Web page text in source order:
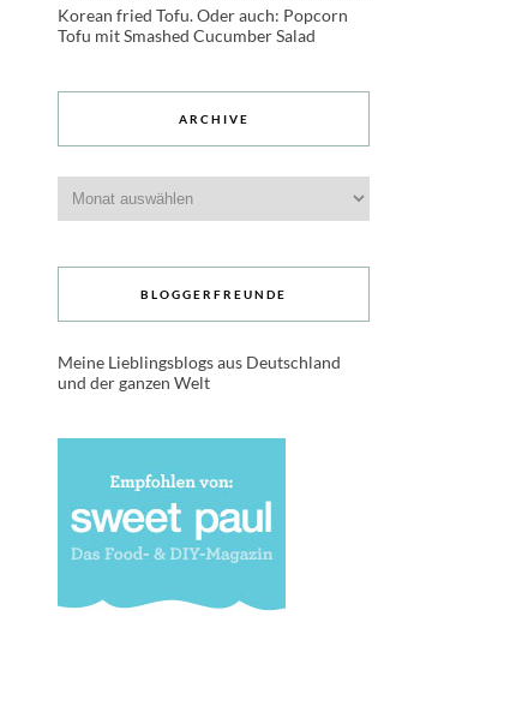
Korean fried Tofu. Oder auch: Popcorn
Tofu mit Smashed Cucumber Salad
ARCHIVE
BLOGGERFREUNDE
Meine Lieblingsblogs aus Deutschland
und der ganzen Welt